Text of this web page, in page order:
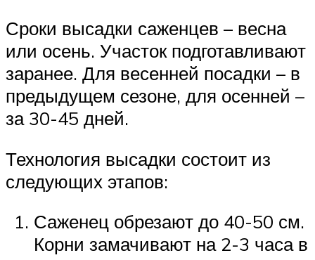
Сроки высадки саженцев – весна
или осень. Участок подготавливают
заранее. Для весенней посадки – в
предыдущем сезоне, для осенней –
за 30-45 дней.
Технология высадки состоит из
следующих этапов:
Саженец обрезают до 40-50 см.
Корни замачивают на 2-3 часа в